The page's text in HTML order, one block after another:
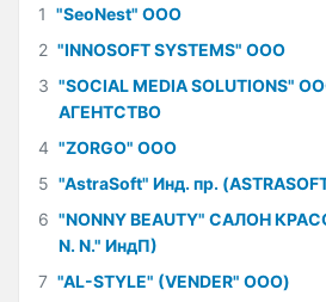
1 "SeoNest" ООО
2 "INNOSOFT SYSTEMS" ООО
3 "SOCIAL MEDIA SOLUTIONS"
АГЕНТСТВО
4 "ZORGO" ООО
5 "AstraSoft" Инд. пр.
6 "NONNY BEAUTY" САЛОН
N. N." ИндП)
7 "AL-STYLE" (VENDER" ООО)